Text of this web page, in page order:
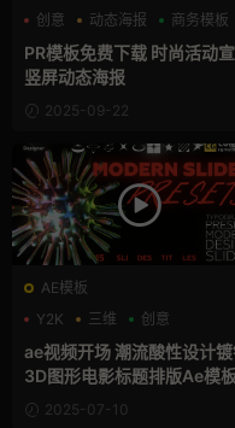
创意
动态海报 商务模板
PR模板免费下载 时尚活动
竖屏动态海报
2025-09-22
AE模板
Y2K
三维 创意
ae视频开场 潮流酸性设计
3D图形电影标题排版Ae模
2025-07-10